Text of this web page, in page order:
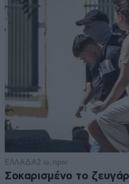
ΕΛΛΑΔΑ2 ω. πριν
Σοκαρισμένο το